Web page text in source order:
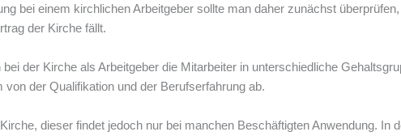
bei einem kirchlichen Arbeitgeber sollte man daher zunächst
der Kirche fällt.
der Kirche als Arbeitgeber die Mitarbeiter in unterschiedliche
der Qualifikation und der Berufserfahrung ab.
dieser findet jedoch nur bei manchen Beschäftigten Anwendung. In